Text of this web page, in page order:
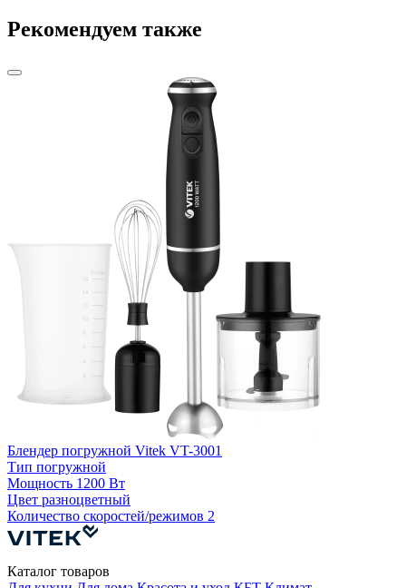
Рекомендуем также
Блендер погружной Vitek VT-3001
Тип погружной
Мощность 1200 Вт
Цвет разноцветный
Количество скоростей/режимов 2
Каталог товаров